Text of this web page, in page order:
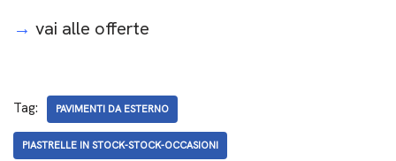
→ vai alle offerte
Tag: PAVIMENTI DA ESTERNO
PIASTRELLE IN STOCK-STOCK-OCCASIONI